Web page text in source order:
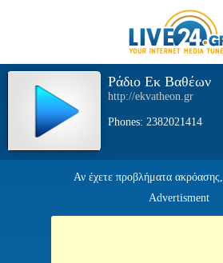
Ράδιο Εκ Βαθέων
http://ekvatheon.gr
Phones: 2382021414
Αν έχετε προβλήματα ακρόασης,
Advertisment